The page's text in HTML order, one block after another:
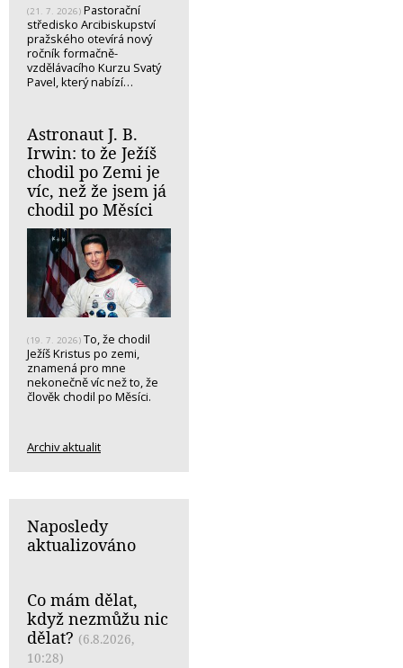
(21. 7. 2026) Pastorační
středisko Arcibiskupství
pražského otevírá nový
ročník formačně-
vzdělávacího Kurzu Svatý
Pavel, který nabízí…
Astronaut J. B.
Irwin: to že Ježíš
chodil po Zemi je
víc, než že jsem já
chodil po Měsíci
(19. 7. 2026) To, že chodil
Ježíš Kristus po zemi,
znamená pro mne
nekonečně víc než to, že
člověk chodil po Měsíci.
Archiv aktualit
Naposledy
aktualizováno
Co mám dělat,
když nezmůžu nic
dělat? (6.8.2026,
10:28)